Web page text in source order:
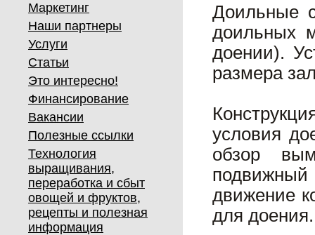
Маркетинг
Наши партнеры
Услуги
Статьи
Это интересно!
Финансирование
Вакансии
Полезные ссылки
Технология
выращивания,
переработка и сбыт
овощей и фруктов,
рецепты и полезная
информация
Доильные
доильных
доении).
размера
условия
обзор
движение
для доения.